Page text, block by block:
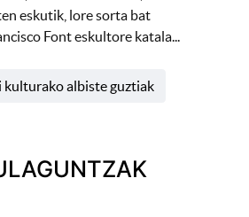
eskutik, lore sorta bat
Font eskultore katala...
kulturako albiste guztiak